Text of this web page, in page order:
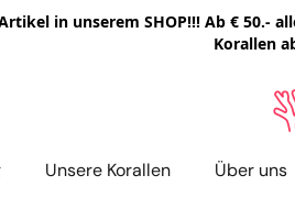
in unserem SHOP!!! Ab € 50.-
Korallen
Unsere Korallen Über uns